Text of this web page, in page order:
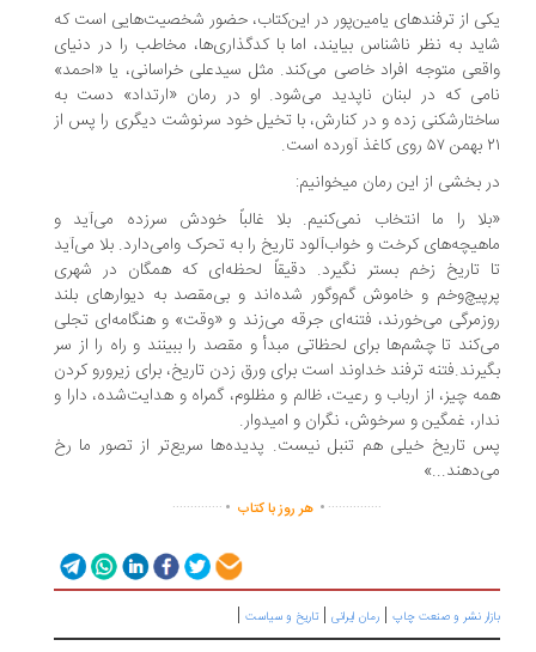
از ترفندهای یامین‌پور در این‌کتاب، حضور شخصیت‌هایی است که
به نظر ناشناس بیایند، اما با کدگذاری‌ها، مخاطب را در دنیای
متوجه افراد خاصی می‌کند. مثل سیدعلی خراسانی، یا «احمد»
که در لبنان ناپدید می‌شود. او در رمان «ارتداد» دست به
زده و در کنارش، با تخیل خود سرنوشت دیگری را پس از
بخشی از این رمان می​خوانیم:
را ما انتخاب نمی‌‏کنیم. بلا غالباً خودش سرزده می‌‏آید و
کرخت و خواب‌‏آلود تاریخ را به تحرک وا‏می‌‏دارد. بلا می‌‏آید
تاریخ زخم بستر نگیرد. دقیقاً لحظه‏‌ای که همگان در شهری
و خاموش گم‌‏وگور شده‏‌اند و بی‌‏مقصد به دیوارهای بلند
می‏‌خورند، فتنه‏‌ای جرقه می‌‏زند و «وقت» و هنگامه‌‏ای تجلی
تا چشم‏‌ها برای لحظاتی مبدأ و مقصد را ببینند و راه را از سر
ترفند خداوند است برای ورق زدن تاریخ، برای زیرورو کردن
چیز، از ارباب و رعیت، ظالم و مظلوم، گمراه و هدایت‏‌شده، دارا و
غمگین و سرخوش، نگران و امیدوار.
تاریخ خیلی هم تنبل نیست. پدیده‏‌ها سریع‏‌تر از تصور ما رخ
...............
. هر روز با کتاب .
..............
نشر و صنعت چاپ|رمان ایرانی|تاریخ و سیاست|